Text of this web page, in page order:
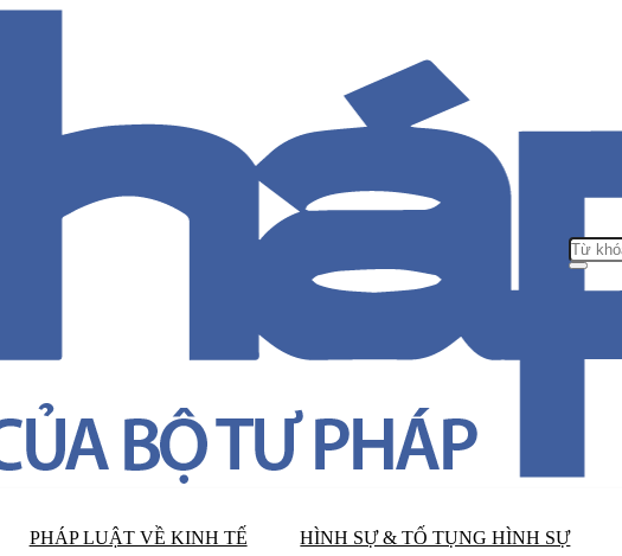
PHÁP LUẬT VỀ KINH TẾ HÌNH SỰ & TỐ TỤNG HÌNH SỰ